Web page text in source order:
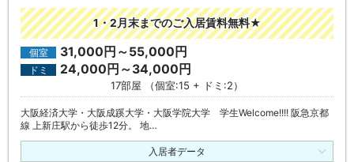
1・2月末までのご入居賃料無料★
個室 31,000円～55,000円
ドミ 24,000円～34,000円
17部屋 （個室:15 + ドミ:2）
大阪経済大学・大阪成蹊大学・大阪学院大学 学生Welcome!!!! 阪急京都
線 上新庄駅から徒歩12分。 地…
入居者データ